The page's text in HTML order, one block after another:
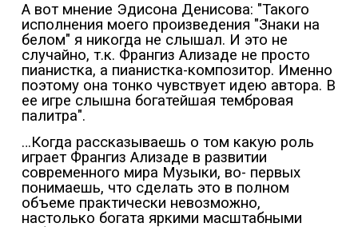
А вот мнение Эдисона Денисова: "Такого
исполнения моего произведения "Знаки на
белом" я никогда не слышал. И это не
случайно, т.к. Франгиз Ализаде не просто
пианистка, а пианистка-композитор. Именно
поэтому она тонко чувствует идею автора. В
ее игре слышна богатейшая тембровая
палитра".
…Когда рассказываешь о том какую роль
играет Франгиз Ализаде в развитии
современного мира Музыки, во- первых
понимаешь, что сделать это в полном
объеме практически невозможно,
настолько богата яркими масштабными